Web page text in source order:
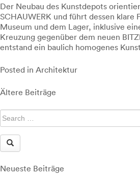
Der Neubau des Kunstdepots
SCHAUWERK und führt dessen klare
Museum und dem Lager, inklusive
Kreuzung gegenüber dem neuen
entstand ein baulich homogenes
Posted in Architektur
Beitragsnavigation
Ältere Beiträge
Neueste Beiträge